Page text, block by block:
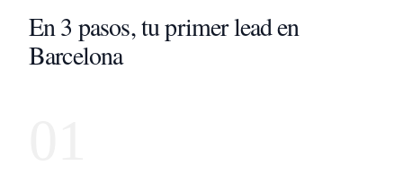
En 3 pasos, tu primer lead en
Barcelona